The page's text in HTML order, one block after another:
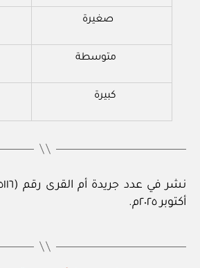
صغيرة
متوسطة
كبيرة
أكتوبر ٢٠٢٥م.